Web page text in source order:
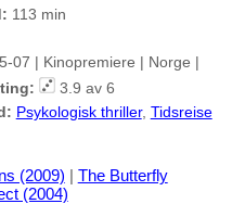
113 min
07 | Kinopremiere | Norge |
3.9 av 6
Psykologisk thriller, Tidsreise
(2009) | The Butterfly
(2004)